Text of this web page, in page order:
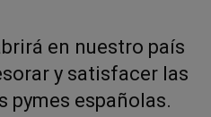
en nuestro país
y satisfacer las
pymes españolas.